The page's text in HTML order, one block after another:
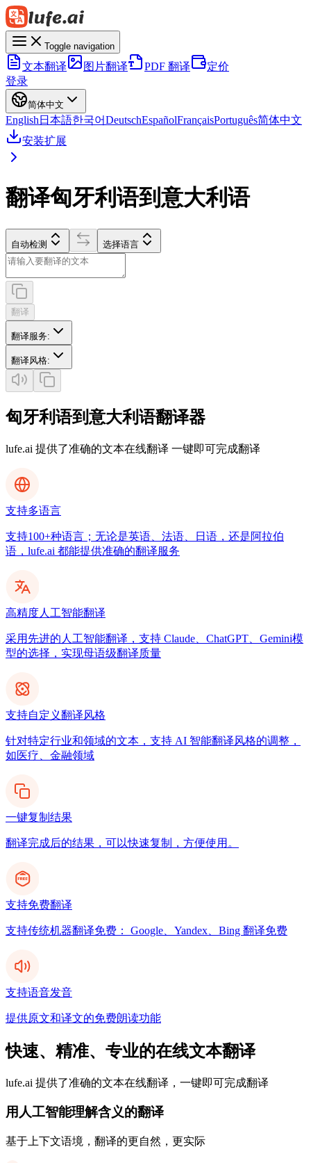
Toggle navigation
文本翻译 图片翻译 PDF 翻译
定价
登录
简体中文
English 日本語한국어DeutschEspañolFrançaisPortuguês简体中文
安装扩展
翻译匈牙利语到意大利语
自动检测 选择语言
翻译
翻译服务:
翻译风格:
匈牙利语到意大利语翻译器
lufe.ai 提供了准确的文本在线翻译 一键即可完成翻译
支持多语言
支持100+种语言；无论是英语、法语、日语，还是阿拉伯
语，lufe.ai 都能提供准确的翻译服务
高精度人工智能翻译
采用先进的人工智能翻译，支持 Claude、ChatGPT、Gemini模
型的选择，实现母语级翻译质量
支持自定义翻译风格
针对特定行业和领域的文本，支持 AI 智能翻译风格的调整，
如医疗、金融领域
一键复制结果
翻译完成后的结果，可以快速复制，方便使用。
支持免费翻译
支持传统机器翻译免费： Google、Yandex、Bing 翻译免费
支持语音发音
提供原文和译文的免费朗读功能
快速、精准、专业的在线文本翻译
lufe.ai 提供了准确的文本在线翻译，一键即可完成翻译
用人工智能理解含义的翻译
基于上下文语境，翻译的更自然，更实际